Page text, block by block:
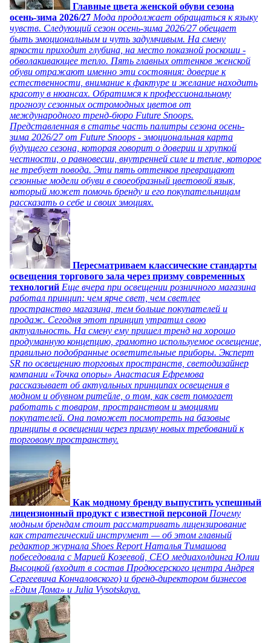
Главные цвета женской обуви сезона
осень-зима 2026/27 Мода продолжает обращаться к языку
чувств. Следующий сезон осень-зима 2026/27 обещает
быть эмоциональным и чуть задумчивым. На смену
яркости приходит глубина, на место показной роскоши -
обволакивающее тепло. Пять главных оттенков женской
обуви отражают именно эти состояния: доверие к
естественности, внимание к фактуре и желание находить
красоту в нюансах. Обратимся к профессиональному
прогнозу сезонных остромодных цветов от
международного тренд-бюро Future Snoops.
Представленная в статье часть палитры сезона осень-
зима 2026/27 от Future Snoops - эмоциональная карта
будущего сезона, которая говорит о доверии и хрупкой
честности, о равновесии, внутренней силе и тепле, которое
не требует повода. Эти пять оттенков превращают
сезонные модели обуви в своеобразный цветовой язык,
который может помочь бренду и его покупательницам
рассказать о себе и своих эмоциях.
Пересматриваем классические стандарты
освещения торгового зала через призму современных
технологий Еще вчера при освещении розничного магазина
работал принцип: чем ярче свет, чем светлее
пространство магазина, тем больше покупателей и
продаж. Сегодня этот принцип утратил свою
актуальность. На смену ему пришел тренд на хорошо
продуманную концепцию, грамотно используемое освещение,
правильно подобранные осветительные приборы. Эксперт
SR по освещению торговых пространств, светодизайнер
компании «Точка опоры» Анастасия Ефремова
рассказывает об актуальных принципах освещения в
модном и обувном ритейле, о том, как свет помогает
работать с товаром, пространством и эмоциями
покупателей. Она поможет посмотреть на базовые
принципы в освещении через призму новых требований к
торговому пространству.
Как модному бренду выпустить успешный
лицензионный продукт с известной персоной Почему
модным брендам стоит рассматривать лицензирование
как стратегический инструмент — об этом главный
редактор журнала Shoes Report Наталья Тимашова
побеседовала с Марией Козеевой, СЕО медиахолдинга Юлии
Высоцкой (входит в состав Продюсерского центра Андрея
Сергеевича Кончаловского) и бренд-директором бизнесов
«Едим Дома» и Julia Vysotskaya.